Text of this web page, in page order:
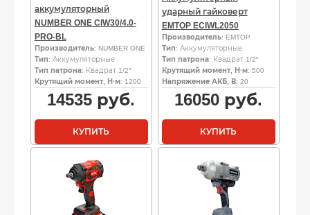
аккумуляторный
NUMBER ONE CIW30/4.0-
PRO-BL
Производитель: NUMBER ONE
Тип: Аккумуляторные
Тип патрона: Квадрат 1/2″
Крутящий момент, Н·м: 1200
14535 руб.
КУПИТЬ
ударный гайковерт
EMTOP ECIWL2050
Производитель: EMTOP
Тип: Аккумуляторные
Тип патрона: Квадрат 1/2″
Крутящий момент, Н·м: 500
Напряжение АКБ, В: 20
16050 руб.
КУПИТЬ